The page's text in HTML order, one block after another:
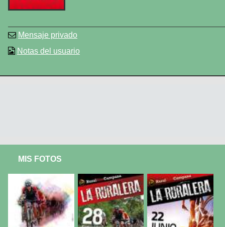
Mensaje privado
Notas del usuario
MIS FOTOS